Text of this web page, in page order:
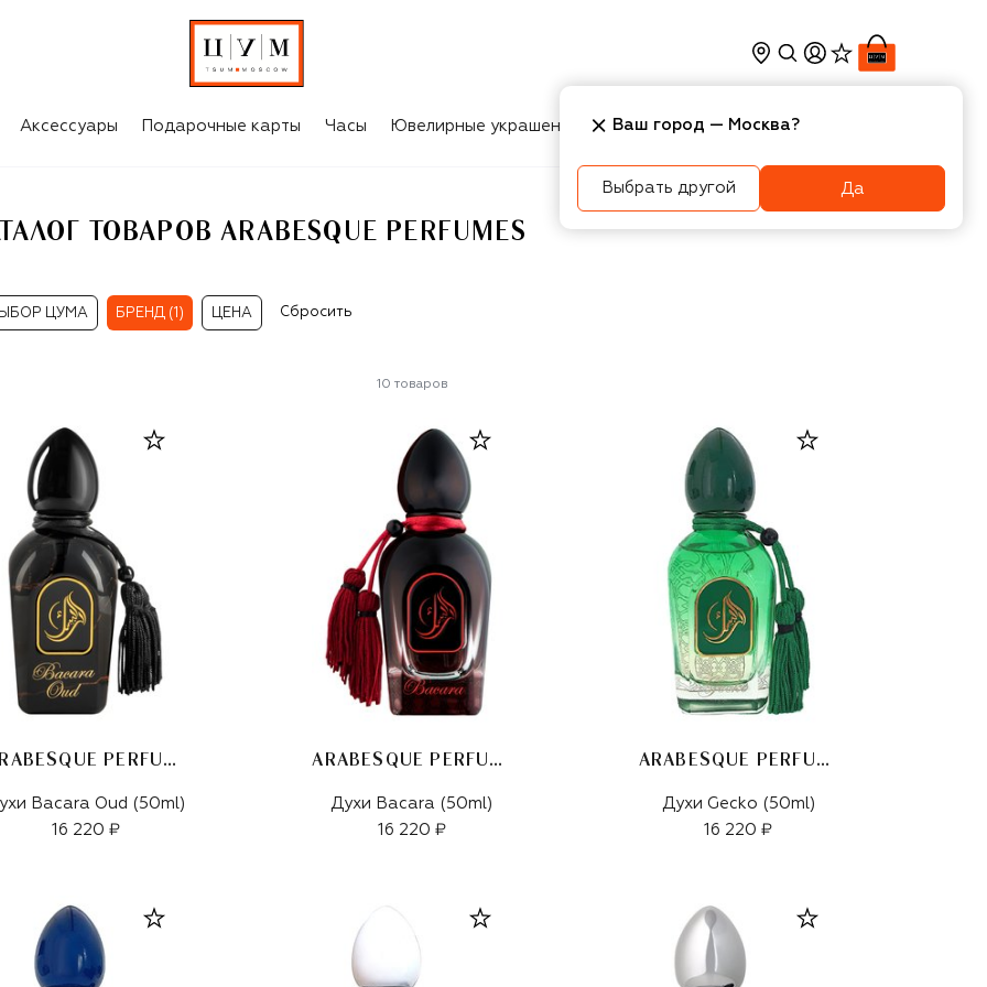
Аксессуары Подарочные карты Часы Ювелирные украшения Косметика Интерьер
ТОВАРОВ ARABESQUE PERFUMES
ЦУМА БРЕНД (1) ЦЕНА Сбросить
10 товаров
ARABESQUE PERFUMES
Bacara Oud (50ml)
16 220 ₽
ARABESQUE PERFUMES
Духи Bacara (50ml)
16 220 ₽
ARABESQUE PERFUMES
Духи Gecko (50ml)
16 220 ₽
Ваш город — Москва?
Выбрать другой Да